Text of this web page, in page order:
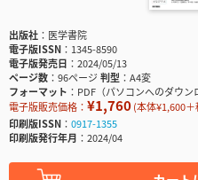
出版社
医学書院
電子版ISSN
1345-8590
電子版発売日
2024/05/13
ページ数
96ページ判型
A4変
フォーマット
PDF（パソコンへのダウン
電子版販売価格： ¥1,760(本体¥1,600
印刷版ISSN
0917-1355
印刷版発行年月
2024/04